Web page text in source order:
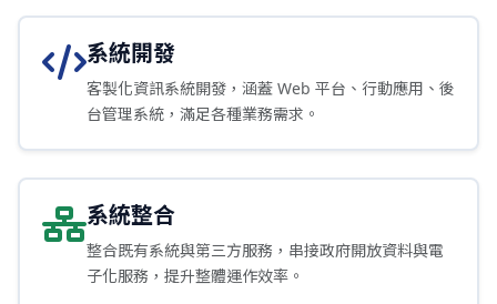
系統開發
客製化資訊系統開發，涵蓋 Web 平台、行動應用、後
台管理系統，滿足各種業務需求。
系統整合
整合既有系統與第三方服務，串接政府開放資料與電
子化服務，提升整體運作效率。